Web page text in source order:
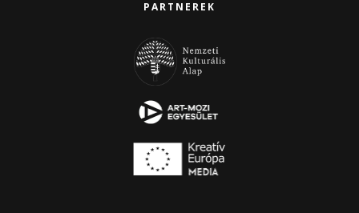
PARTNEREK